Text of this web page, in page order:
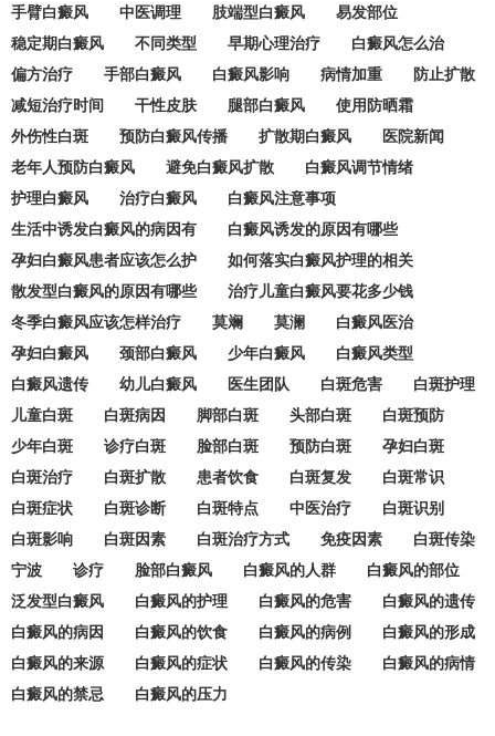
手臂白癜风
中医调理 肢端型白癜风
易发部位
稳定期白癜风
不同类型 早期心理治疗
白癜风怎么治
偏方治疗
手部白癜风 白癜风影响 病情加重
防止扩散
减短治疗时间
干性皮肤 腿部白癜风
使用防晒霜
外伤性白斑
预防白癜风传播 扩散期白癜风
医院新闻
老年人预防白癜风
避免白癜风扩散
白癜风调节情绪
护理白癜风
治疗白癜风
白癜风注意事项
生活中诱发白癜风的病因有
白癜风诱发的原因有哪些
孕妇白癜风患者应该怎么护
如何落实白癜风护理的相关
散发型白癜风的原因有哪些
治疗儿童白癜风要花多少钱
冬季白癜风应该怎样治疗
莫斓 莫澜
白癜风医治
孕妇白癜风
颈部白癜风 少年白癜风
白癜风类型
白癜风遗传
幼儿白癜风 医生团队 白斑危害
白斑护理
儿童白斑
白斑病因 脚部白斑 头部白斑
白斑预防
少年白斑
诊疗白斑 脸部白斑 预防白斑
孕妇白斑
白斑治疗
白斑扩散 患者饮食 白斑复发
白斑常识
白斑症状
白斑诊断 白斑特点 中医治疗
白斑识别
白斑影响
白斑因素 白斑治疗方式 免疫因素
白斑传染
宁波
诊疗 脸部白癜风 白癜风的人群
白癜风的部位
泛发型白癜风
白癜风的护理 白癜风的危害
白癜风的遗传
白癜风的病因
白癜风的饮食 白癜风的病例
白癜风的形成
白癜风的来源
白癜风的症状 白癜风的传染
白癜风的病情
白癜风的禁忌
白癜风的压力